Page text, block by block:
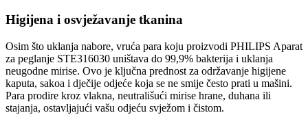
Higijena i osvježavanje tkanina
Osim što uklanja nabore, vruća para koju proizvodi PHILIPS Aparat
za peglanje STE316030 uništava do 99,9% bakterija i uklanja
neugodne mirise. Ovo je ključna prednost za održavanje higijene
kaputa, sakoa i dječije odjeće koja se ne smije često prati u mašini.
Para prodire kroz vlakna, neutrališući mirise hrane, duhana ili
stajanja, ostavljajući vašu odjeću svježom i čistom.